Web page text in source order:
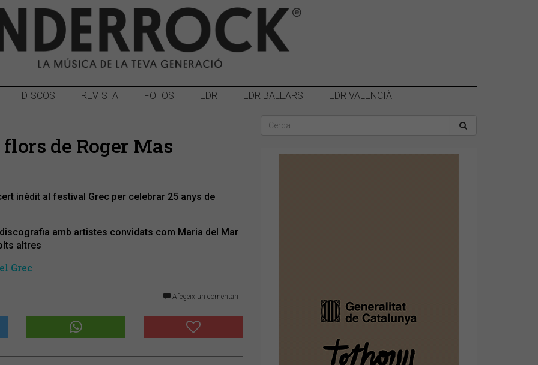
DISCOS REVISTA FOTOS EDR EDR BALEARS EDR VALENCIÀ
de Roger Mas
inèdit al festival Grec per celebrar 25 anys de
amb artistes convidats com Maria del Mar
altres
Grec
Afegeix un comentari